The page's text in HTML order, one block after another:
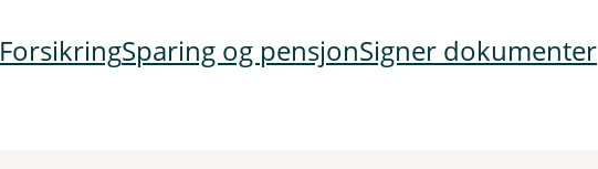
ForsikringSparing og pensjonSigner dokumenter